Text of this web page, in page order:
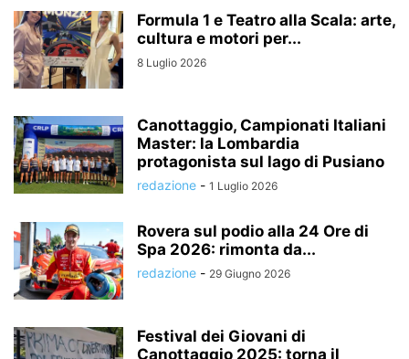
Formula 1 e Teatro alla Scala: arte,
cultura e motori per...
8 Luglio 2026
Canottaggio, Campionati Italiani
Master: la Lombardia
protagonista sul lago di Pusiano
redazione - 1 Luglio 2026
Rovera sul podio alla 24 Ore di
Spa 2026: rimonta da...
redazione - 29 Giugno 2026
Festival dei Giovani di
Canottaggio 2025: torna il